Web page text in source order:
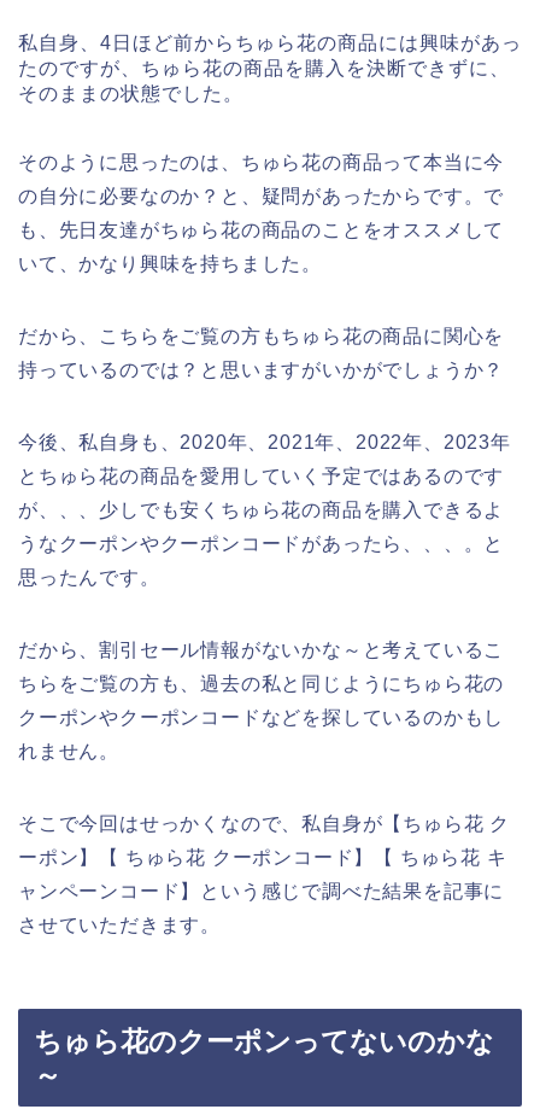
私自身、4日ほど前からちゅら花の商品には興味があっ
たのですが、ちゅら花の商品を購入を決断できずに、
そのままの状態でした。
そのように思ったのは、ちゅら花の商品って本当に今
の自分に必要なのか？と、疑問があったからです。で
も、先日友達がちゅら花の商品のことをオススメして
いて、かなり興味を持ちました。
だから、こちらをご覧の方もちゅら花の商品に関心を
持っているのでは？と思いますがいかがでしょうか？
今後、私自身も、2020年、2021年、2022年、2023年
とちゅら花の商品を愛用していく予定ではあるのです
が、、、少しでも安くちゅら花の商品を購入できるよ
うなクーポンやクーポンコードがあったら、、、。と
思ったんです。
だから、割引セール情報がないかな～と考えているこ
ちらをご覧の方も、過去の私と同じようにちゅら花の
クーポンやクーポンコードなどを探しているのかもし
れません。
そこで今回はせっかくなので、私自身が【ちゅら花 ク
ーポン】【 ちゅら花 クーポンコード】【 ちゅら花 キ
ャンペーンコード】という感じで調べた結果を記事に
させていただきます。
ちゅら花のクーポンってないのかな
～